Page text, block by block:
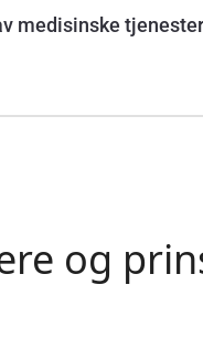
medisinske
og